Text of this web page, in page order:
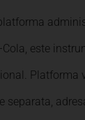
Cola, este
separata,